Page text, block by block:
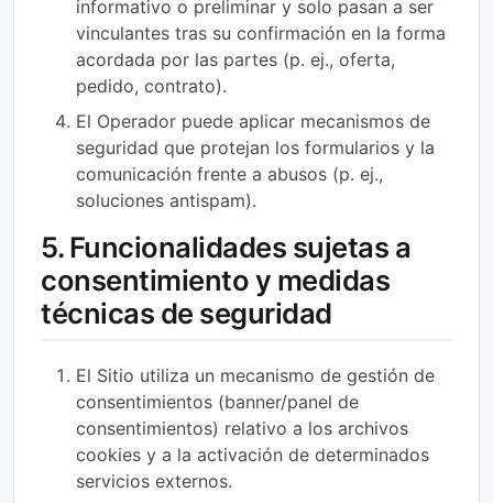
informativo o preliminar y solo pasan a ser
vinculantes tras su confirmación en la forma
acordada por las partes (p. ej., oferta,
pedido, contrato).
El Operador puede aplicar mecanismos de
seguridad que protejan los formularios y la
comunicación frente a abusos (p. ej.,
soluciones antispam).
5. Funcionalidades sujetas a
consentimiento y medidas
técnicas de seguridad
El Sitio utiliza un mecanismo de gestión de
consentimientos (banner/panel de
consentimientos) relativo a los archivos
cookies y a la activación de determinados
servicios externos.